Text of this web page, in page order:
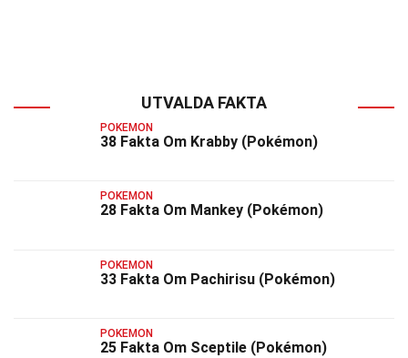
UTVALDA FAKTA
POKEMON
38 Fakta Om Krabby (Pokémon)
POKEMON
28 Fakta Om Mankey (Pokémon)
POKEMON
33 Fakta Om Pachirisu (Pokémon)
POKEMON
25 Fakta Om Sceptile (Pokémon)